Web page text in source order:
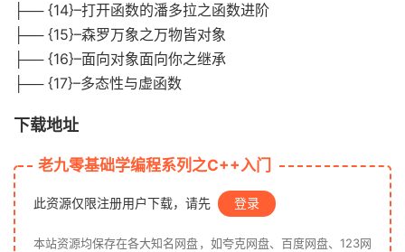
├── {14}–打开函数的潘多拉之函数进阶
├── {15}–森罗万象之万物皆对象
├── {16}–面向对象面向你之继承
├── {17}–多态性与虚函数
下载地址
老九零基础学编程系列之C++入门
此资源仅限注册用户下载，请先 登录
本站资源均保存在各大知名网盘，如夸克网盘、百度网盘、123网